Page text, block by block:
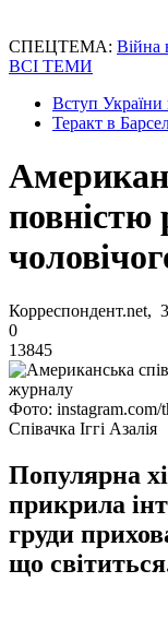
СПЕЦТЕМА: Війна
ВСІ ТЕМИ
Вступ
Теракт в
повністю
Корреспондент.net,
0
13845
Фото: instagram.com/
Співачка Іггі Азалія
Популярна
прикрила
груди
що